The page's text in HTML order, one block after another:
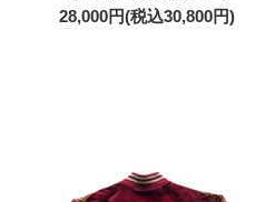
28,000円(税込30,800円)